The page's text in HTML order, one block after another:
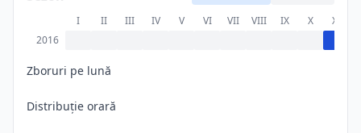
I
II III IV V VI VII VIII IX X XI
2016
Zboruri pe lună
Distribuție orară